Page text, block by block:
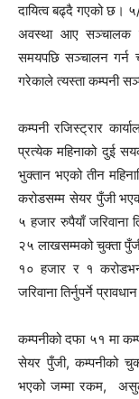
दायित्व बढ्दै गएको छ।
अवस्था आए सञ्चालक
समयपछि सञ्चालन गर्न
गरेकाले त्यस्ता कम्पनी
कम्पनी रजिस्ट्रार
प्रत्येक महिनाको दुई
भुक्तान भएको तीन
करोडसम्म सेयर पुँजी
५ हजार रुपैयाँ जरिवाना
२५ लाखसम्मको चुक्ता
१० हजार र १
जरिवाना तिर्नुपर्ने
कम्पनीको दफा ५१ मा
सेयर पुँजी, कम्पनीको
भएको जम्मा रकम,